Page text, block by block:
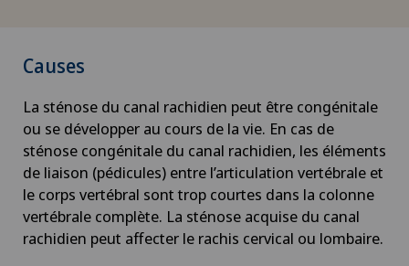
Causes
La sténose du canal rachidien peut être congénitale
ou se développer au cours de la vie. En cas de
sténose congénitale du canal rachidien, les éléments
de liaison (pédicules) entre l’articulation vertébrale et
le corps vertébral sont trop courtes dans la colonne
vertébrale complète. La sténose acquise du canal
rachidien peut affecter le rachis cervical ou lombaire.